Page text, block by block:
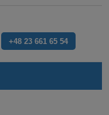
+48 23 661 65 54